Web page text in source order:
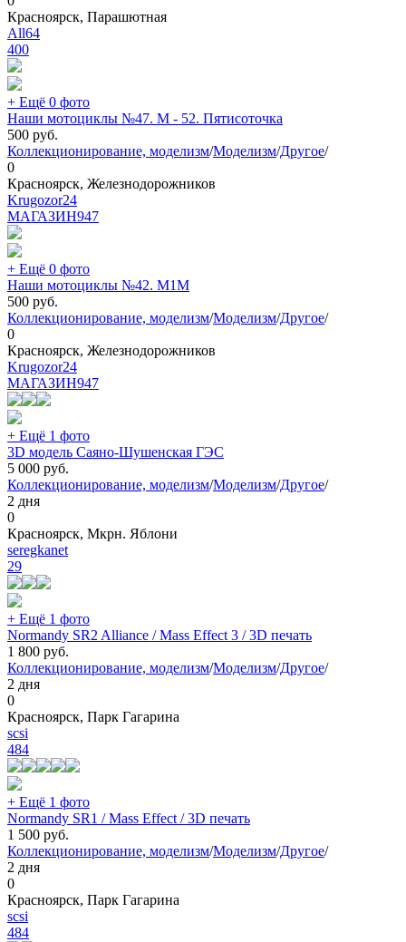
Красноярск, Парашютная
All64
400
+ Ещё 0 фото
Наши мотоциклы №47. М - 52. Пятисоточка
500 руб.
Коллекционирование, моделизм/Моделизм/Другое/
0
Красноярск, Железнодорожников
Krugozor24
МАГАЗИН947
+ Ещё 0 фото
Наши мотоциклы №42. М1М
500 руб.
Коллекционирование, моделизм/Моделизм/Другое/
0
Красноярск, Железнодорожников
Krugozor24
МАГАЗИН947
+ Ещё 1 фото
3D модель Саяно-Шушенская ГЭС
5 000 руб.
Коллекционирование, моделизм/Моделизм/Другое/
2 дня
0
Красноярск, Мкрн. Яблони
seregkanet
29
+ Ещё 1 фото
Normandy SR2 Alliance / Mass Effect 3 / 3D печать
1 800 руб.
Коллекционирование, моделизм/Моделизм/Другое/
2 дня
0
Красноярск, Парк Гагарина
scsi
484
+ Ещё 1 фото
Normandy SR1 / Mass Effect / 3D печать
1 500 руб.
Коллекционирование, моделизм/Моделизм/Другое/
2 дня
0
Красноярск, Парк Гагарина
scsi
484